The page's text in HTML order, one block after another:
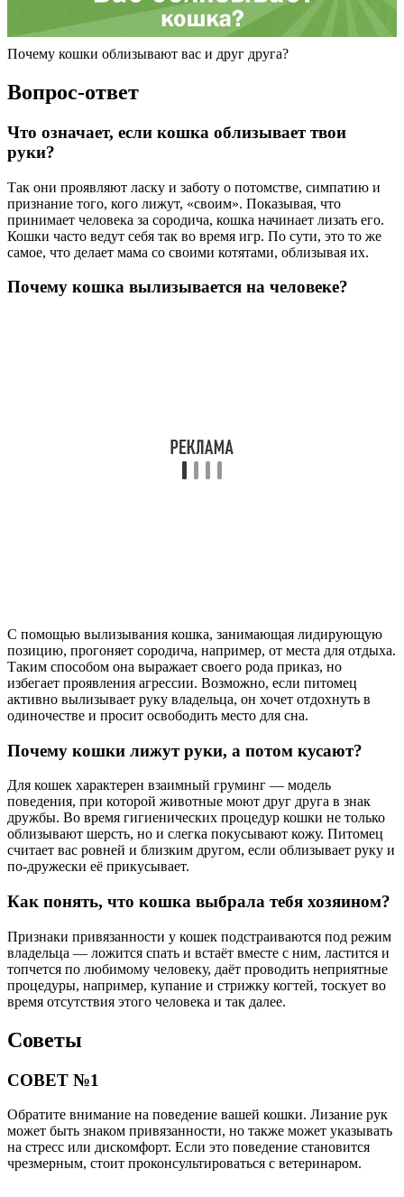
Почему кошки облизывают вас и друг друга?
Вопрос-ответ
Что означает, если кошка облизывает твои
руки?
Так они проявляют ласку и заботу о потомстве, симпатию и
признание того, кого лижут, «своим». Показывая, что
принимает человека за сородича, кошка начинает лизать его.
Кошки часто ведут себя так во время игр. По сути, это то же
самое, что делает мама со своими котятами, облизывая их.
Почему кошка вылизывается на человеке?
С помощью вылизывания кошка, занимающая лидирующую
позицию, прогоняет сородича, например, от места для отдыха.
Таким способом она выражает своего рода приказ, но
избегает проявления агрессии. Возможно, если питомец
активно вылизывает руку владельца, он хочет отдохнуть в
одиночестве и просит освободить место для сна.
Почему кошки лижут руки, а потом кусают?
Для кошек характерен взаимный груминг — модель
поведения, при которой животные моют друг друга в знак
дружбы. Во время гигиенических процедур кошки не только
облизывают шерсть, но и слегка покусывают кожу. Питомец
считает вас ровней и близким другом, если облизывает руку и
по-дружески её прикусывает.
Как понять, что кошка выбрала тебя хозяином?
Признаки привязанности у кошек подстраиваются под режим
владельца — ложится спать и встаёт вместе с ним, ластится и
топчется по любимому человеку, даёт проводить неприятные
процедуры, например, купание и стрижку когтей, тоскует во
время отсутствия этого человека и так далее.
Советы
СОВЕТ №1
Обратите внимание на поведение вашей кошки. Лизание рук
может быть знаком привязанности, но также может указывать
на стресс или дискомфорт. Если это поведение становится
чрезмерным, стоит проконсультироваться с ветеринаром.